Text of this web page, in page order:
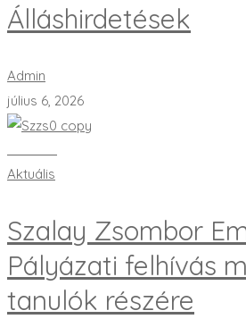
Álláshirdetések
Admin
július 6, 2026
Aktuális
Szalay Zsombor
Pályázati felhívás
tanulók részére